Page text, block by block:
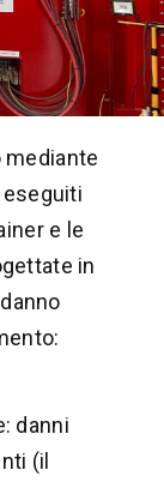
eseguiti
e le
in
danni
(il